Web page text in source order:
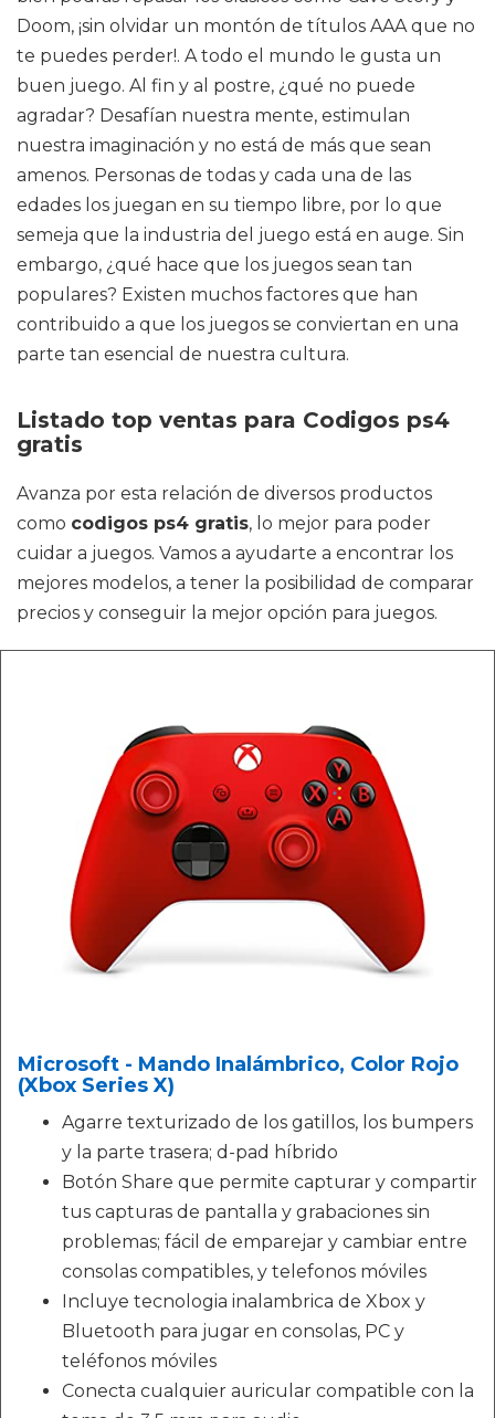
Doom, ¡sin olvidar un montón de títulos AAA que no
te puedes perder!. A todo el mundo le gusta un
buen juego. Al fin y al postre, ¿qué no puede
agradar? Desafían nuestra mente, estimulan
nuestra imaginación y no está de más que sean
amenos. Personas de todas y cada una de las
edades los juegan en su tiempo libre, por lo que
semeja que la industria del juego está en auge. Sin
embargo, ¿qué hace que los juegos sean tan
populares? Existen muchos factores que han
contribuido a que los juegos se conviertan en una
parte tan esencial de nuestra cultura.
Listado top ventas para Codigos ps4
gratis
Avanza por esta relación de diversos productos
como codigos ps4 gratis, lo mejor para poder
cuidar a juegos. Vamos a ayudarte a encontrar los
mejores modelos, a tener la posibilidad de comparar
precios y conseguir la mejor opción para juegos.
Microsoft - Mando Inalámbrico, Color Rojo
(Xbox Series X)
Agarre texturizado de los gatillos, los bumpers
y la parte trasera; d-pad híbrido
Botón Share que permite capturar y compartir
tus capturas de pantalla y grabaciones sin
problemas; fácil de emparejar y cambiar entre
consolas compatibles, y telefonos móviles
Incluye tecnologia inalambrica de Xbox y
Bluetooth para jugar en consolas, PC y
teléfonos móviles
Conecta cualquier auricular compatible con la